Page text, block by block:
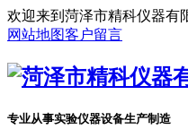
欢迎来到菏泽市精科仪器有
网站地图客户留言
专业从事实验仪器设备生产制造